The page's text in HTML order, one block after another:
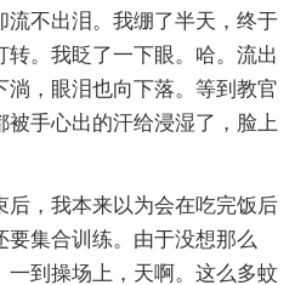
流不出泪。我绷了半天，终于
。我眨了一下眼。哈。流出
淌，眼泪也向下落。等到教官
手心出的汗给浸湿了，脸上
后，我本来以为会在吃完饭后
集合训练。由于没想那么
一到操场上，天啊。这么多蚊